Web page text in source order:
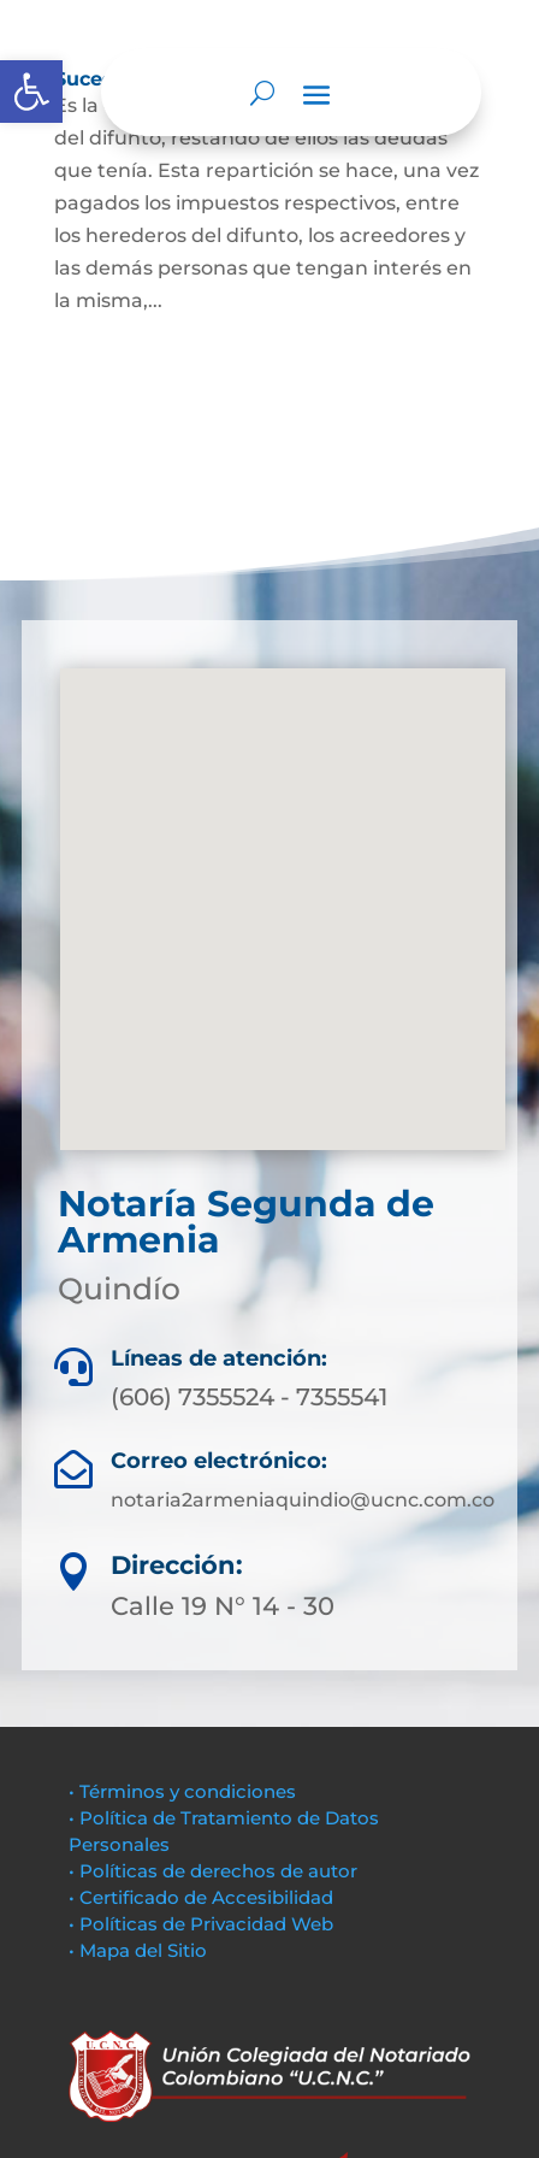
Abrir barra de herramientas
Sucesión de bienes por causa de muerte
Es la que se hace para repartir los bienes
del difunto, restando de ellos las deudas
que tenía. Esta repartición se hace, una vez
pagados los impuestos respectivos, entre
los herederos del difunto, los acreedores y
las demás personas que tengan interés en
la misma,...
Notaría Segunda de
Armenia
Quindío
 Líneas de atención:
(606) 7355524 - 7355541
 Correo electrónico:
notaria2armeniaquindio@ucnc.com.co

Dirección:
Calle 19 N° 14 - 30
• Términos y condiciones
• Política de Tratamiento de Datos
Personales
• Políticas de derechos de autor
• Certificado de Accesibilidad
• Políticas de Privacidad Web
• Mapa del Sitio